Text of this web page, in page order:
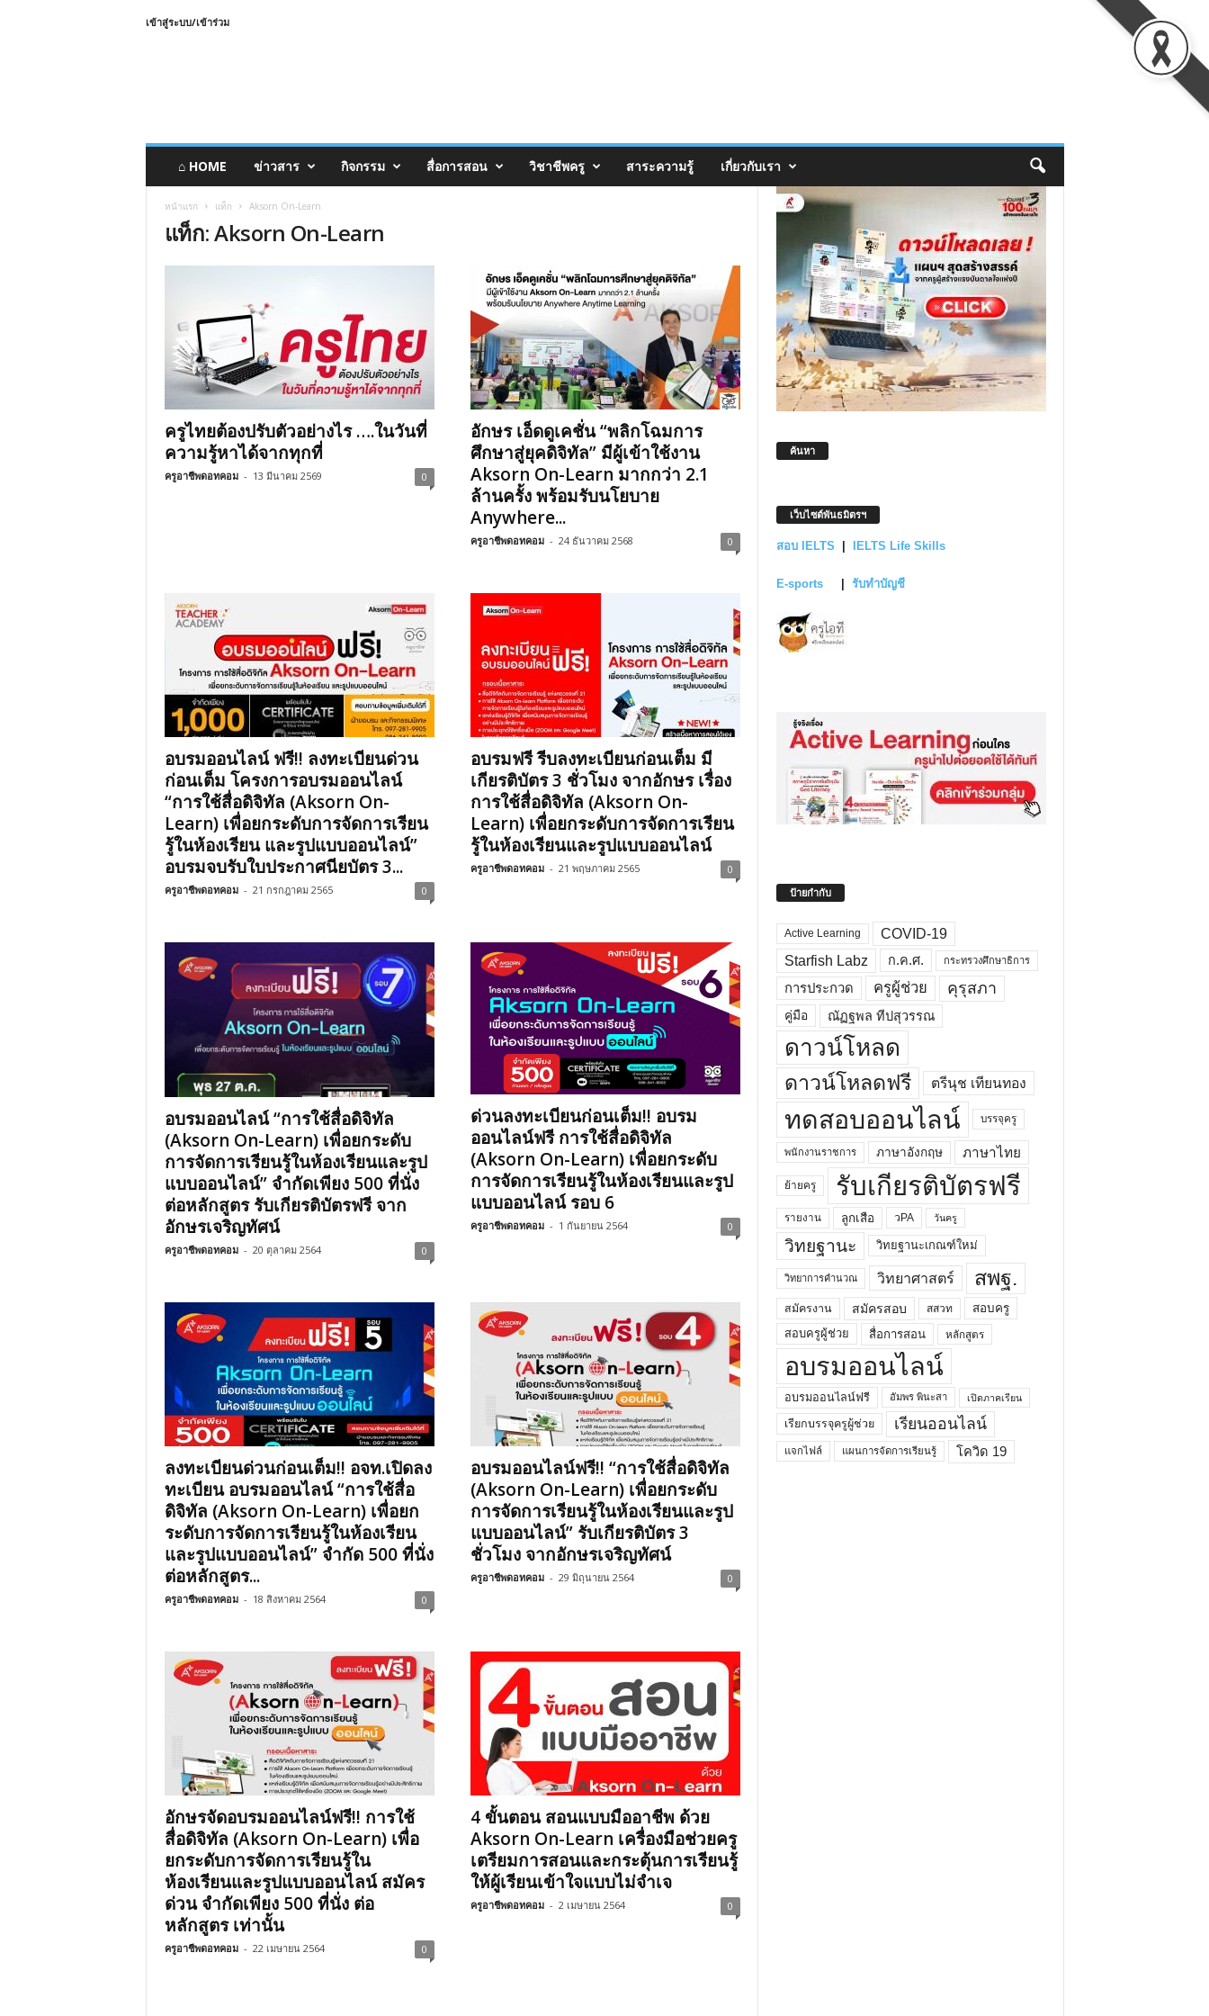
เข้าสู่ระบบ/เข้าร่วม
⌂ HOME ข่าวสาร กิจกรรม สื่อการสอน วิชาชีพครู สาระความรู้ เกี่ยวกับเรา
หน้าแรก แท็ก Aksorn On-Learn
แท็ก: Aksorn On-Learn
ครูไทยต้องปรับตัวอย่างไร ….ในวันที่
ความรู้หาได้จากทุกที่
ครูอาชีพดอทคอม - 13 มีนาคม 2569 0
อักษร เอ็ดดูเคชั่น “พลิกโฉมการ
ศึกษาสู่ยุคดิจิทัล” มีผู้เข้าใช้งาน
Aksorn On-Learn มากกว่า 2.1
ล้านครั้ง พร้อมรับนโยบาย
Anywhere...
ครูอาชีพดอทคอม - 24 ธันวาคม 2568 0
อบรมออนไลน์ ฟรี!! ลงทะเบียนด่วน
ก่อนเต็ม โครงการอบรมออนไลน์
“การใช้สื่อดิจิทัล (Aksorn On-
Learn) เพื่อยกระดับการจัดการเรียน
รู้ในห้องเรียน และรูปแบบออนไลน์”
อบรมจบรับใบประกาศนียบัตร 3...
ครูอาชีพดอทคอม - 21 กรกฎาคม 2565 0
อบรมฟรี รีบลงทะเบียนก่อนเต็ม มี
เกียรติบัตร 3 ชั่วโมง จากอักษร เรื่อง
การใช้สื่อดิจิทัล (Aksorn On-
Learn) เพื่อยกระดับการจัดการเรียน
รู้ในห้องเรียนและรูปแบบออนไลน์
ครูอาชีพดอทคอม - 21 พฤษภาคม 2565 0
อบรมออนไลน์ “การใช้สื่อดิจิทัล
(Aksorn On-Learn) เพื่อยกระดับ
การจัดการเรียนรู้ในห้องเรียนและรูป
แบบออนไลน์” จำกัดเพียง 500 ที่นั่ง
ต่อหลักสูตร รับเกียรติบัตรฟรี จาก
อักษรเจริญทัศน์
ครูอาชีพดอทคอม - 20 ตุลาคม 2564 0
ด่วนลงทะเบียนก่อนเต็ม!! อบรม
ออนไลน์ฟรี การใช้สื่อดิจิทัล
(Aksorn On-Learn) เพื่อยกระดับ
การจัดการเรียนรู้ในห้องเรียนและรูป
แบบออนไลน์ รอบ 6
ครูอาชีพดอทคอม - 1 กันยายน 2564 0
ลงทะเบียนด่วนก่อนเต็ม!! อจท.เปิดลง
ทะเบียน อบรมออนไลน์ “การใช้สื่อ
ดิจิทัล (Aksorn On-Learn) เพื่อยก
ระดับการจัดการเรียนรู้ในห้องเรียน
และรูปแบบออนไลน์” จำกัด 500 ที่นั่ง
ต่อหลักสูตร...
ครูอาชีพดอทคอม - 18 สิงหาคม 2564 0
อบรมออนไลน์ฟรี!! “การใช้สื่อดิจิทัล
(Aksorn On-Learn) เพื่อยกระดับ
การจัดการเรียนรู้ในห้องเรียนและรูป
แบบออนไลน์” รับเกียรติบัตร 3
ชั่วโมง จากอักษรเจริญทัศน์
ครูอาชีพดอทคอม - 29 มิถุนายน 2564 0
อักษรจัดอบรมออนไลน์ฟรี!! การใช้
สื่อดิจิทัล (Aksorn On-Learn) เพื่อ
ยกระดับการจัดการเรียนรู้ใน
ห้องเรียนและรูปแบบออนไลน์ สมัคร
ด่วน จำกัดเพียง 500 ที่นั่ง ต่อ
หลักสูตร เท่านั้น
ครูอาชีพดอทคอม - 22 เมษายน 2564 0
4 ขั้นตอน สอนแบบมืออาชีพ ด้วย
Aksorn On-Learn เครื่องมือช่วยครู
เตรียมการสอนและกระตุ้นการเรียนรู้
ให้ผู้เรียนเข้าใจแบบไม่จำเจ
ครูอาชีพดอทคอม - 2 เมษายน 2564 0
ค้นหา
เว็บไซต์พันธมิตรฯ
สอบ IELTS IELTS Life Skills
E-sports รับทำบัญชี
ป้ายกำกับ
Active Learning
COVID-19
Starfish Labz
ก.ค.ศ. กระทรวงศึกษาธิการ
การประกวด ครูผู้ช่วย คุรุสภา
คู่มือ ณัฏฐพล ทีปสุวรรณ
ดาวน์โหลด
ดาวน์โหลดฟรี ตรีนุช เทียนทอง
ทดสอบออนไลน์ บรรจุครู
พนักงานราชการ ภาษาอังกฤษ ภาษาไทย
ย้ายครู รับเกียรติบัตรฟรี
รายงาน ลูกเสือ วPA วันครู
วิทยฐานะ วิทยฐานะเกณฑ์ใหม่
วิทยาการคำนวณ วิทยาศาสตร์ สพฐ.
สมัครงาน สมัครสอบ สสวท
สอบครู
สอบครูผู้ช่วย
สื่อการสอน หลักสูตร
อบรมออนไลน์
อบรมออนไลน์ฟรี อัมพร พินะสา เปิดภาคเรียน
เรียกบรรจุครูผู้ช่วย เรียนออนไลน์
แจกไฟล์ แผนการจัดการเรียนรู้ โควิด 19